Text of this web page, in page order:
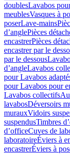
doublesLavabos
meublesVasques à
poserLave-mains
d’anglePièces
encastrerPièces
encastrer par le
par le dessous
d’angleLavabos
pour Lavabos
pour Lavabos pour
Lavabos collectifs
lavabosDéversoirs
murauxVidoirs
suspendusTimbres
dʼofficeCuves de
laboratoireÉviers à
encastrerÉviers à